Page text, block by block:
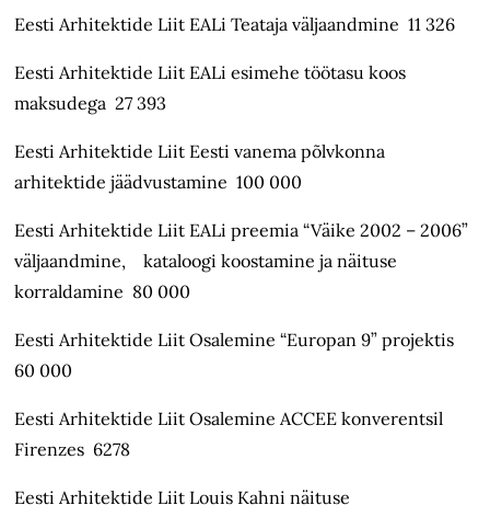
Eesti Arhitektide Liit EALi Teataja väljaandmine 11 326
Eesti Arhitektide Liit EALi esimehe töötasu koos
maksudega 27 393
Eesti Arhitektide Liit Eesti vanema põlvkonna
arhitektide jäädvustamine 100 000
Eesti Arhitektide Liit EALi preemia “Väike 2002 – 2006”
väljaandmine, kataloogi koostamine ja näituse
korraldamine 80 000
Eesti Arhitektide Liit Osalemine “Europan 9” projektis
60 000
Eesti Arhitektide Liit Osalemine ACCEE konverentsil
Firenzes 6278
Eesti Arhitektide Liit Louis Kahni näituse